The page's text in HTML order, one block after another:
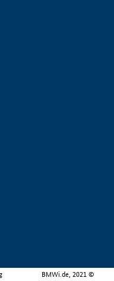
BMWi.de, 2021 ©